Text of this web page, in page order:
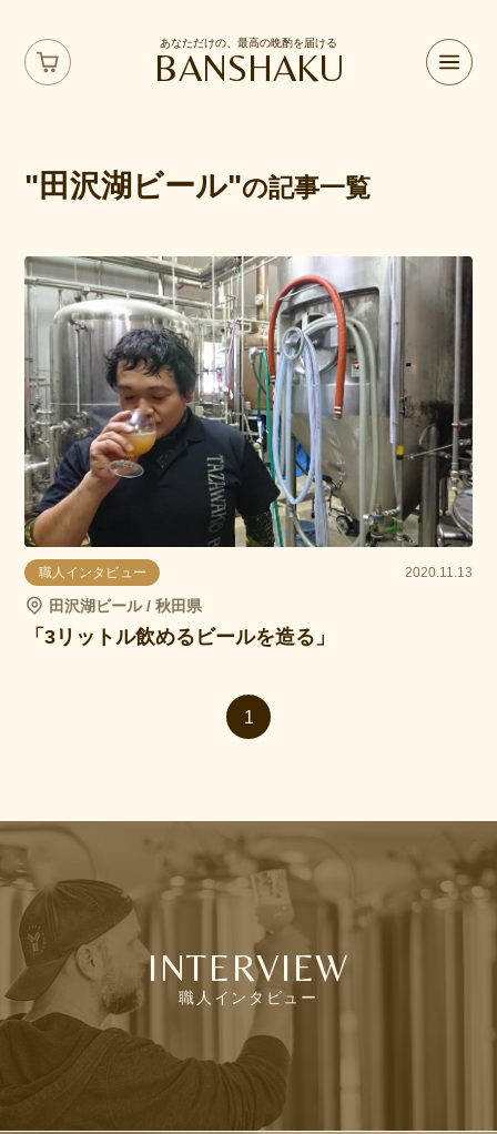
あなただけの、最高の晩酌を届ける
BANSHAKU
"田沢湖ビール"の記事一覧
職人インタビュー 2020.11.13
田沢湖ビール / 秋田県
「3リットル飲めるビールを造る」
1
INTERVIEW
職人インタビュー